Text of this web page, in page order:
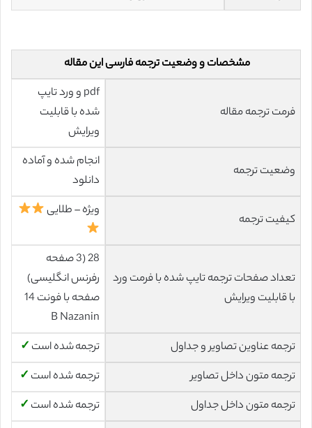
مشخصات و وضعیت ترجمه فارسی این مقاله
فرمت ترجمه مقاله
pdf و ورد تایپ
شده با قابلیت
ویرایش
وضعیت ترجمه
انجام شده و آماده
دانلود
کیفیت ترجمه
ویژه – طلایی
تعداد صفحات ترجمه تایپ شده با فرمت ورد
با قابلیت ویرایش
28 (3 صفحه
رفرنس انگلیسی)
صفحه با فونت 14
B Nazanin
ترجمه عناوین تصاویر و جداول
ترجمه شده است ✓
ترجمه متون داخل تصاویر
ترجمه شده است ✓
ترجمه متون داخل جداول
ترجمه شده است ✓